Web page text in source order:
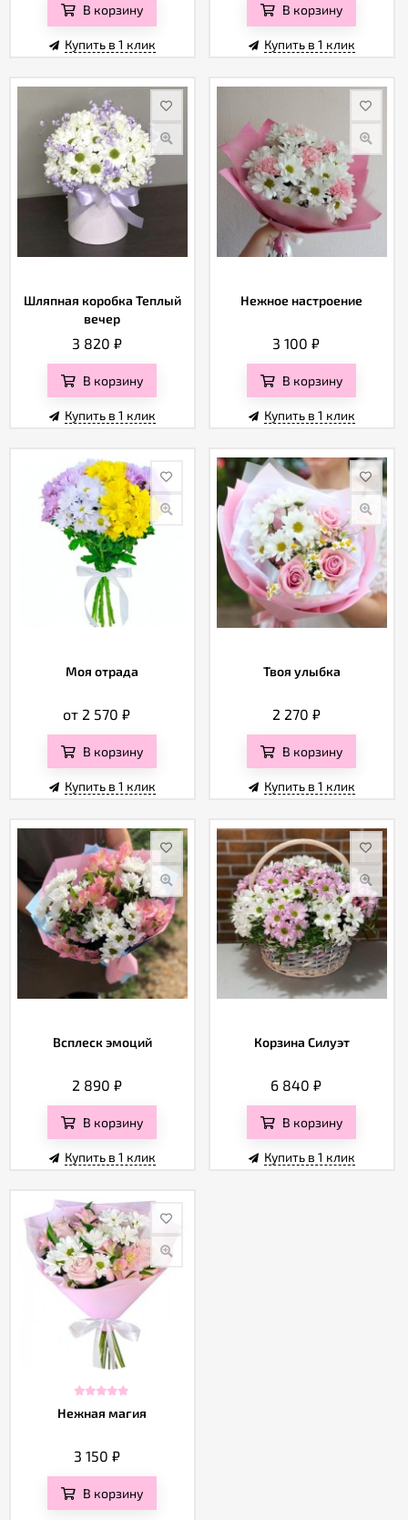
В корзину
Купить в 1 клик
В корзину
Купить в 1 клик
Шляпная коробка Теплый
вечер
3 820 ₽
В корзину
Купить в 1 клик
Нежное настроение
3 100₽
В корзину
Купить в 1 клик
Моя отрада
от 2 570₽
В корзину
Купить в 1 клик
Твоя улыбка
2 270 ₽
В корзину
Купить в 1 клик
Всплеск эмоций
2 890 ₽
В корзину
Купить в 1 клик
Корзина Силуэт
6 840₽
В корзину
Купить в 1 клик
Нежная магия
3 150 ₽
В корзину